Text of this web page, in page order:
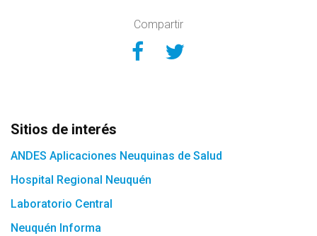
Compartir
Compartir en
Compartir en
Sitios de interés
ANDES Aplicaciones Neuquinas de Salud
Hospital Regional Neuquén
Laboratorio Central
Neuquén Informa